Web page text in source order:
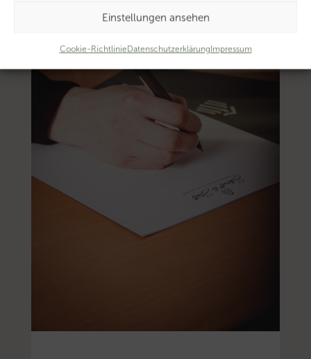
Einstellungen ansehen
Cookie-RichtlinieDatenschutzerklärungImpressum